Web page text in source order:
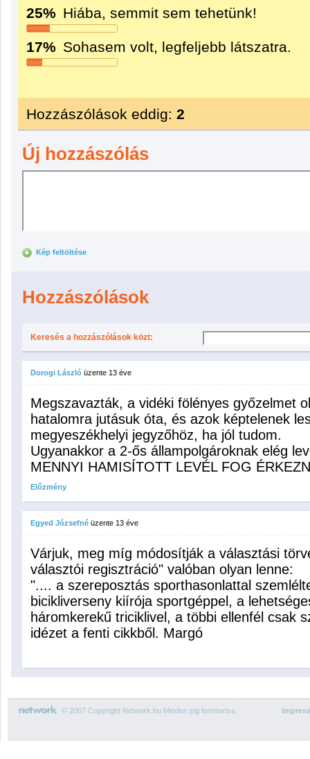
25% Hiába, semmit sem tehetünk!
17% Sohasem volt, legfeljebb látszatra.
Hozzászólások eddig: 2
Új hozzászólás
Kép feltöltése
Hozzászólások
Keresés a hozzászólások közt:
Dorogi László üzente 13 éve
Megszavazták, a vidéki fölényes győzelmet
hatalomra jutásuk óta, és azok képtelenek
megyeszékhelyi jegyzőhöz, ha jól tudom.
Ugyanakkor a 2-ős állampolgároknak elég
MENNYI HAMISÍTOTT LEVÉL FOG
Előzmény
Egyed Józsefné üzente 13 éve
Várjuk, meg míg módosítják a választási
választói regisztráció" valóban olyan lenne:
".... a szereposztás sporthasonlattal
bicikliverseny kiírója sportgéppel, a
háromkerekű triciklivel, a többi ellenfél csak
idézet a fenti cikkből. Margó
© 2007 Copyright Network.hu Minden jog fenntartva.